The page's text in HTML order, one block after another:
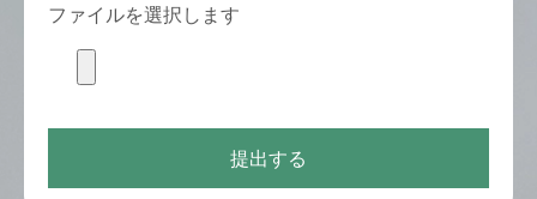
ファイルを選択します
提出する